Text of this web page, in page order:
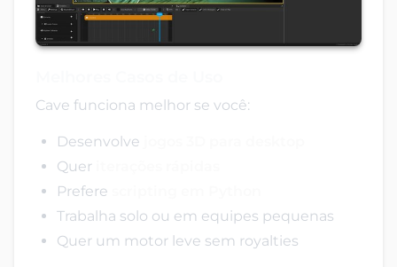
Cave funciona melhor se você:
Desenvolve
Quer
Prefere
Trabalha solo ou em equipes pequenas
Quer um motor leve sem royalties